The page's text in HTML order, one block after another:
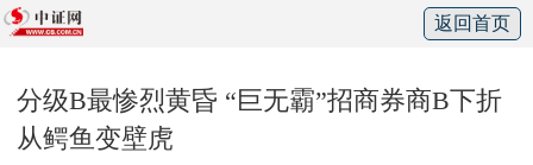
返回首页
分级B最惨烈黄昏 “巨无霸”招商券商B下折
从鳄鱼变壁虎